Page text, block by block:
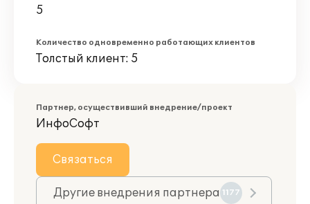
5
Количество одновременно работающих клиентов
Толстый клиент: 5
Партнер, осуществивший внедрение/проект
ИнфоСофт
Связаться
Другие внедрения партнера 1177